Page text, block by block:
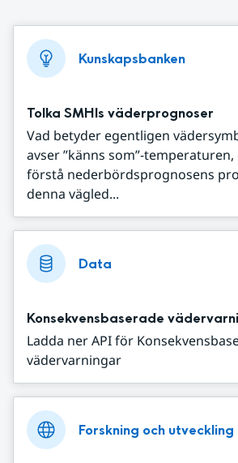
Kunskapsbanken
Tolka SMHIs väderprognoser
Vad betyder egentligen
avser ”känns som”-
förstå nederbördsprognosens
denna vägled...
Data
Konsekvensbaserade
Ladda ner API för
vädervarningar
Forskning och utveckling